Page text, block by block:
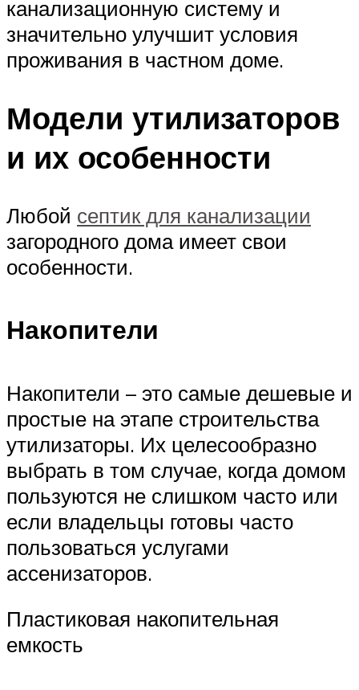
канализационную систему и
значительно улучшит условия
проживания в частном доме.
Модели утилизаторов
и их особенности
Любой септик для канализации
загородного дома имеет свои
особенности.
Накопители
Накопители – это самые дешевые и
простые на этапе строительства
утилизаторы. Их целесообразно
выбрать в том случае, когда домом
пользуются не слишком часто или
если владельцы готовы часто
пользоваться услугами
ассенизаторов.
Пластиковая накопительная
емкость